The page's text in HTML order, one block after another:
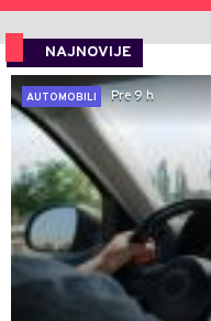
NAJNOVIJE
AUTOMOBILI
Pre 9 h